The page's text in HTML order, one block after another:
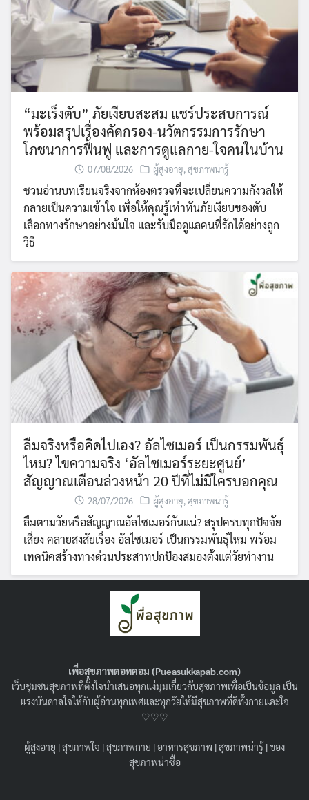
“มะเร็งตับ” ภัยเงียบสะสม แชร์ประสบการณ์
พร้อมสรุปเรื่องคัดกรอง-นวัตกรรมการรักษา
โภชนาการฟื้นฟู และการดูแลกาย-ใจคนในบ้าน
07/08/2026 ผู้สูงอายุ,สุขภาพน่ารู้
ชวนอ่านบทเรียนจริงจากห้องตรวจที่จะเปลี่ยนความกังวลให้
กลายเป็นความเข้าใจ เพื่อให้คุณรู้เท่าทันภัยเงียบของตับ
เลือกทางรักษาอย่างมั่นใจ และรับมือดูแลคนที่รักได้อย่างถูก
วิธี
ลืมจริงหรือคิดไปเอง? อัลไซเมอร์ เป็นกรรมพันธุ์
ไหม? ไขความจริง ‘อัลไซเมอร์ระยะศูนย์’
สัญญาณเตือนล่วงหน้า 20 ปีที่ไม่มีใครบอกคุณ
28/07/2026 ผู้สูงอายุ,สุขภาพน่ารู้
ลืมตามวัยหรือสัญญาณอัลไซเมอร์กันแน่? สรุปครบทุกปัจจัย
เสี่ยง คลายสงสัยเรื่อง อัลไซเมอร์ เป็นกรรมพันธุ์ไหม พร้อม
เทคนิคสร้างทางด่วนประสาทปกป้องสมองตั้งแต่วัยทำงาน
ฟิลเลอร์เพิ่มขนาด HA Filler คืออะไร ?
เพื่อสุขภาพดอทคอม (Pueasukkapab.com)
เว็บชุมชนสุขภาพที่ตั้งใจนำเสนอทุกแง่มุมเกี่ยวกับสุขภาพเพื่อเป็นข้อมูล เป็น
แรงบันดาลใจให้กับผู้อ่านทุกเพศและทุกวัยให้มีสุขภาพที่ดีทั้งกายและใจ
♡♡♡
ผู้สูงอายุ |สุขภาพใจ |สุขภาพกาย |อาหารสุขภาพ |สุขภาพน่ารู้ |ของ
สุขภาพน่าซื้อ